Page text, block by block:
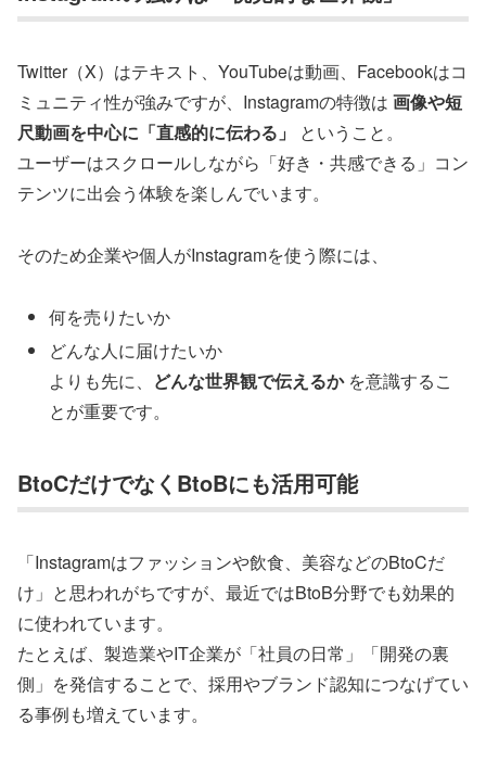
Twitter（X）はテキスト、YouTubeは動画、Facebookはコ
ミュニティ性が強みですが、Instagramの特徴は 画像や短
尺動画を中心に「直感的に伝わる」
ということ。
ユーザーはスクロールしながら「好き・共感できる」コン
テンツに出会う体験を楽しんでいます。
そのため企業や個人がInstagramを使う際には、
何を売りたいか
どんな人に届けたいか
よりも先に、 どんな世界観で伝えるかを意識するこ
とが重要です。
BtoCだけでなくBtoBにも活用可能
「Instagramはファッションや飲食、美容などのBtoCだ
け」と思われがちですが、最近ではBtoB分野でも効果的
に使われています。
たとえば、製造業やIT企業が「社員の日常」「開発の裏
側」を発信することで、採用やブランド認知につなげてい
る事例も増えています。